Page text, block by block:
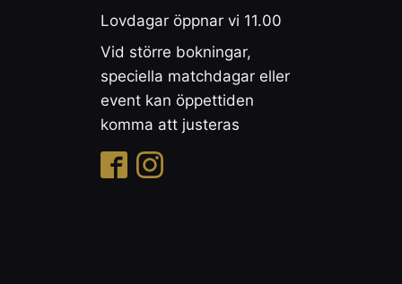
Lovdagar öppnar vi 11.00
Vid större bokningar,
speciella matchdagar eller
event kan öppettiden
komma att justeras